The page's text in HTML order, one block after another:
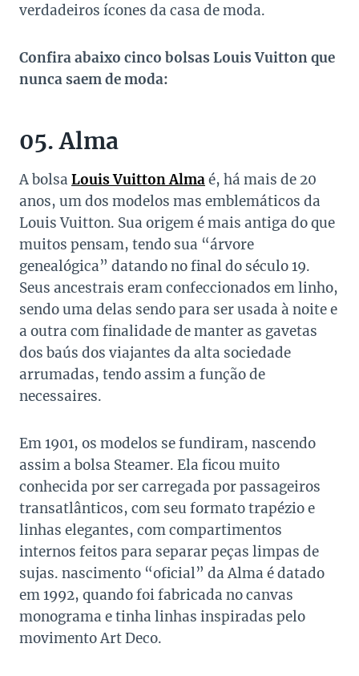
verdadeiros ícones da casa de moda.
Confira abaixo cinco bolsas Louis Vuitton que
nunca saem de moda:
05. Alma
A bolsa Louis Vuitton Almaé, há mais de 20
anos, um dos modelos mas emblemáticos da
Louis Vuitton. Sua origem é mais antiga do que
muitos pensam, tendo sua “árvore
genealógica” datando no final do século 19.
Seus ancestrais eram confeccionados em linho,
sendo uma delas sendo para ser usada à noite e
a outra com finalidade de manter as gavetas
dos baús dos viajantes da alta sociedade
arrumadas, tendo assim a função de
necessaires.
Em 1901, os modelos se fundiram, nascendo
assim a bolsa Steamer. Ela ficou muito
conhecida por ser carregada porpassageiros
transatlânticos, com seu formato trapézio e
linhas elegantes, com compartimentos
internos feitos para separar peças limpas de
sujas. nascimento “oficial” da Alma é datado
em 1992, quando foi fabricada no canvas
monograma e tinha linhas inspiradas pelo
movimento Art Deco.